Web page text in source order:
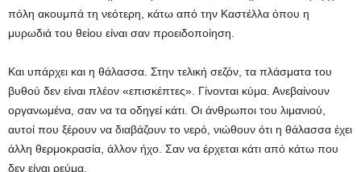
πόλη ακουμπά τη νεότερη, κάτω από την Καστέλλα όπου η
μυρωδιά του θείου είναι σαν προειδοποίηση.
Και υπάρχει και η θάλασσα. Στην τελική σεζόν, τα πλάσματα του
βυθού δεν είναι πλέον «επισκέπτες». Γίνονται κύμα. Ανεβαίνουν
οργανωμένα, σαν να τα οδηγεί κάτι. Οι άνθρωποι του λιμανιού,
αυτοί που ξέρουν να διαβάζουν το νερό, νιώθουν ότι η θάλασσα έχει
άλλη θερμοκρασία, άλλον ήχο. Σαν να έρχεται κάτι από κάτω που
δεν είναι ρεύμα.